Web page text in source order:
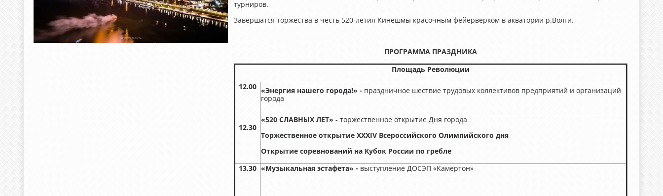
турниров.
Завершатся торжества в честь 520-летия Кинешмы красочным фейерверком в акватории р.Волги.
ПРОГРАММА ПРАЗДНИКА
Площадь Революции
12.00 «Энергия нашего города!» - праздничное шествие трудовых коллективов предприятий и организаций
города
12.30
«520 СЛАВНЫХ ЛЕТ» - торжественное открытие Дня города
Торжественное открытие XXXIV Всероссийского Олимпийского дня
Открытие соревнований на Кубок России по гребле
13.30 «Музыкальная эстафета» - выступление ДОСЭП «Камертон»